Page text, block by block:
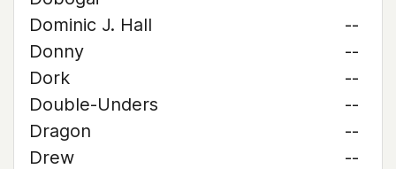
Dominic J. Hall
--
Donny
--
Dork
--
Double-Unders
--
Dragon
--
Drew
--